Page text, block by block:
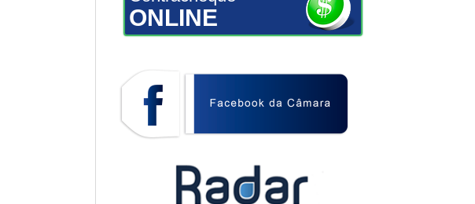
ONLINE